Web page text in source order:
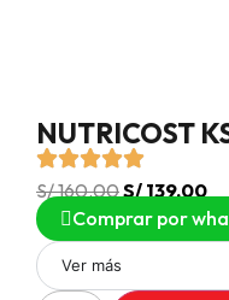
NUTRICOST
S/160.00S/139.00
Comprar por
Ver más